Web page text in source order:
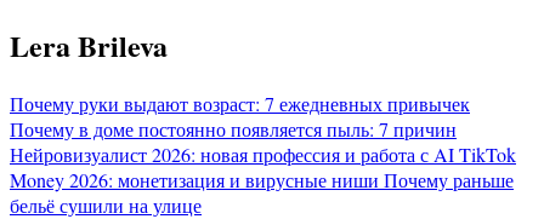
Перейти
к
Lera Brileva
Почему руки выдают возраст: 7 ежедневных привычек
Почему в доме постоянно появляется пыль: 7 причин
Нейровизуалист 2026: новая профессия и работа с AITikTok
Money 2026: монетизация и вирусные ниши Почему раньше
бельё сушили на улице